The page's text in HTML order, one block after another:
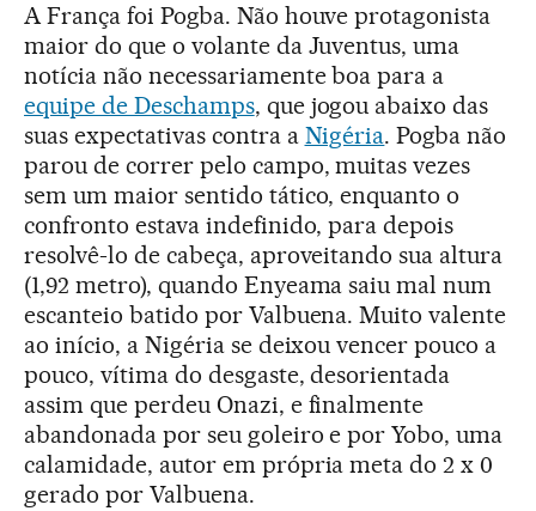
A França foi Pogba. Não houve protagonista
maior do que o volante da Juventus, uma
notícia não necessariamente boa para a
equipe de Deschamps, que jogou abaixo das
suas expectativas contra a Nigéria. Pogba não
parou de correr pelo campo, muitas vezes
sem um maior sentido tático, enquanto o
confronto estava indefinido, para depois
resolvê-lo de cabeça, aproveitando sua altura
(1,92 metro), quando Enyeama saiu mal num
escanteio batido por Valbuena. Muito valente
ao início, a Nigéria se deixou vencer pouco a
pouco, vítima do desgaste, desorientada
assim que perdeu Onazi, e finalmente
abandonada por seu goleiro e por Yobo, uma
calamidade, autor em própria meta do 2 x 0
gerado por Valbuena.